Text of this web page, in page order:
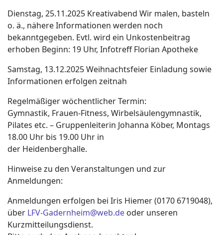
Dienstag, 25.11.2025 Kreativabend Wir malen, basteln
o. ä., nähere Informationen werden noch
bekanntgegeben. Evtl. wird ein Unkostenbeitrag
erhoben Beginn: 19 Uhr, Infotreff Florian Apotheke
Samstag, 13.12.2025 Weihnachtsfeier Einladung sowie
Informationen erfolgen zeitnah
Regelmäßiger wöchentlicher Termin:
Gymnastik, Frauen-Fitness, Wirbelsäulengymnastik,
Pilates etc. – Gruppenleiterin Johanna Köber, Montags
18.00 Uhr bis 19.00 Uhr in
der Heidenberghalle.
Hinweise zu den Veranstaltungen und zur
Anmeldungen:
Anmeldungen erfolgen bei Iris Hiemer (0170 6719048),
über LFV-Gadernheim@web.de oder unseren
Kurzmitteilungsdienst.